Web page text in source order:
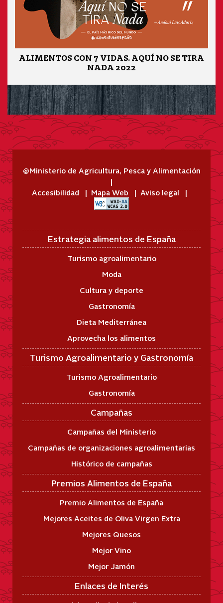
ALIMENTOS CON 7 VIDAS. AQUÍ NO SE TIRA
NADA 2022
@Ministerio de Agricultura, Pesca y Alimentación
Accesibilidad Mapa Web Aviso legal
Estrategia alimentos de España
Turismo agroalimentario
Moda
Cultura y deporte
Gastronomía
Dieta Mediterránea
Aprovecha los alimentos
Turismo Agroalimentario y Gastronomía
Turismo Agroalimentario
Gastronomía
Campañas
Campañas del Ministerio
Campañas de organizaciones agroalimentarias
Histórico de campañas
Premios Alimentos de España
Premio Alimentos de España
Mejores Aceites de Oliva Virgen Extra
Mejores Quesos
Mejor Vino
Mejor Jamón
Enlaces de Interés